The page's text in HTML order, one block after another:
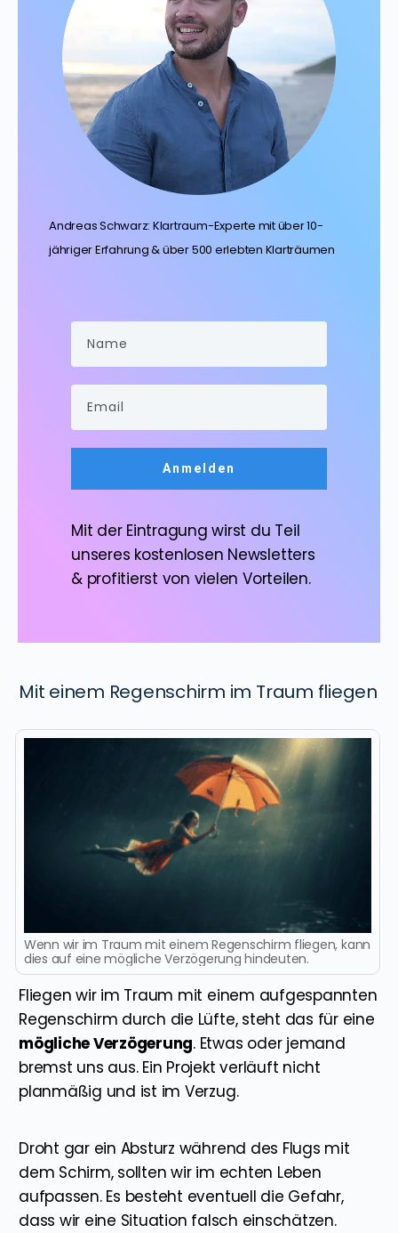
Andreas Schwarz: Klartraum-Experte mit über 10-
jähriger Erfahrung & über 500 erlebten Klarträumen
Anmelden
Mit der Eintragung wirst du Teil
unseres kostenlosen Newsletters
& profitierst von vielen Vorteilen.
Mit einem Regenschirm im Traum fliegen
Wenn wir im Traum mit einem Regenschirm fliegen, kann
dies auf eine mögliche Verzögerung hindeuten.
Fliegen wir im Traum mit einem aufgespannten
Regenschirm durch die Lüfte, steht das für eine
mögliche Verzögerung. Etwas oder jemand
bremst uns aus. Ein Projekt verläuft nicht
planmäßig und ist im Verzug.
Droht gar ein Absturz während des Flugs mit
dem Schirm, sollten wir im echten Leben
aufpassen. Es besteht eventuell die Gefahr,
dass wir eine Situation falsch einschätzen.